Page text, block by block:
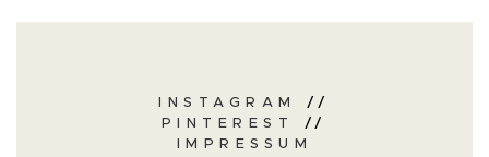
INSTAGRAM
//
PINTEREST
//
IMPRESSUM